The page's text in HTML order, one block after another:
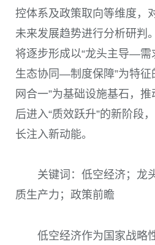
控体系及政策取向等维度，
未来发展趋势进行分析研判
将逐步形成以“龙头主导—
生态协同—制度保障”为特征
网合一”为基础设施基石，
后进入“质效跃升”的新阶段
长注入新动能。
关键词：低空经济；龙
质生产力；政策前瞻
低空经济作为国家战略